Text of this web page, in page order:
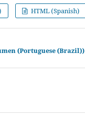
HTML (Spanish)
(Portuguese (Brazil))